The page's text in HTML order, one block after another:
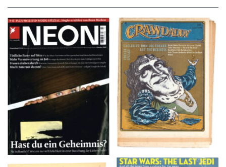
NEON – OKTOBER
2008
Crawdaddy – June/11/72